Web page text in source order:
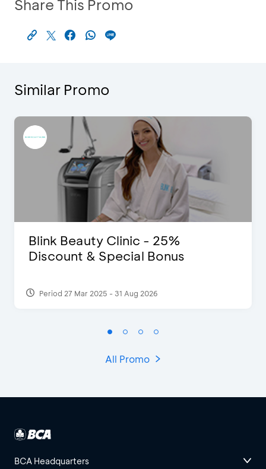
Share This Promo
Similar Promo
Blink Beauty Clinic - 25%
Discount & Special Bonus
Period 27 Mar 2025 - 31 Aug 2026
All Promo
BCA Headquarters